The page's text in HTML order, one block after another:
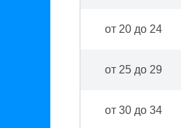
от 20 до 24
от 25 до 29
от 30 до 34